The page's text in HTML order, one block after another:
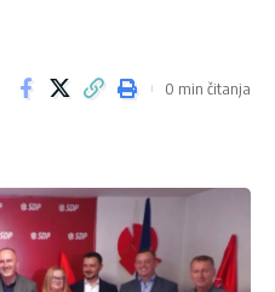
0 min čitanja